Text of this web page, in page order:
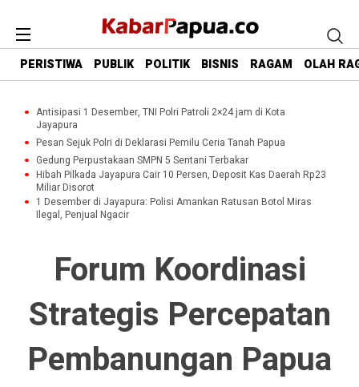
PERISTIWA PUBLIK POLITIK BISNIS RAGAM OLAH
Antisipasi 1 Desember, TNI Polri Patroli 2×24 jam di Kota
Jayapura
Pesan Sejuk Polri di Deklarasi Pemilu Ceria Tanah Papua
Gedung Perpustakaan SMPN 5 Sentani Terbakar
Hibah Pilkada Jayapura Cair 10 Persen, Deposit Kas Daerah Rp23
Miliar Disorot
1 Desember di Jayapura: Polisi Amankan Ratusan Botol Miras
Ilegal, Penjual Ngacir
Forum Koordinasi
Strategis Percepatan
Pembanungan Papua